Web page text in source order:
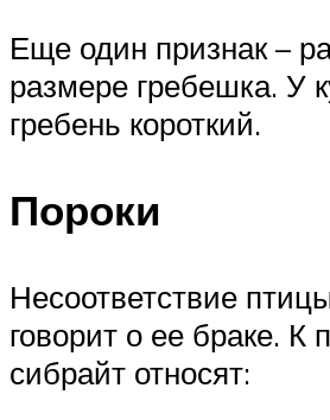
Еще один признак –
размере гребешка. У
гребень короткий.
Пороки
Несоответствие
говорит о ее браке. К
сибрайт относят: